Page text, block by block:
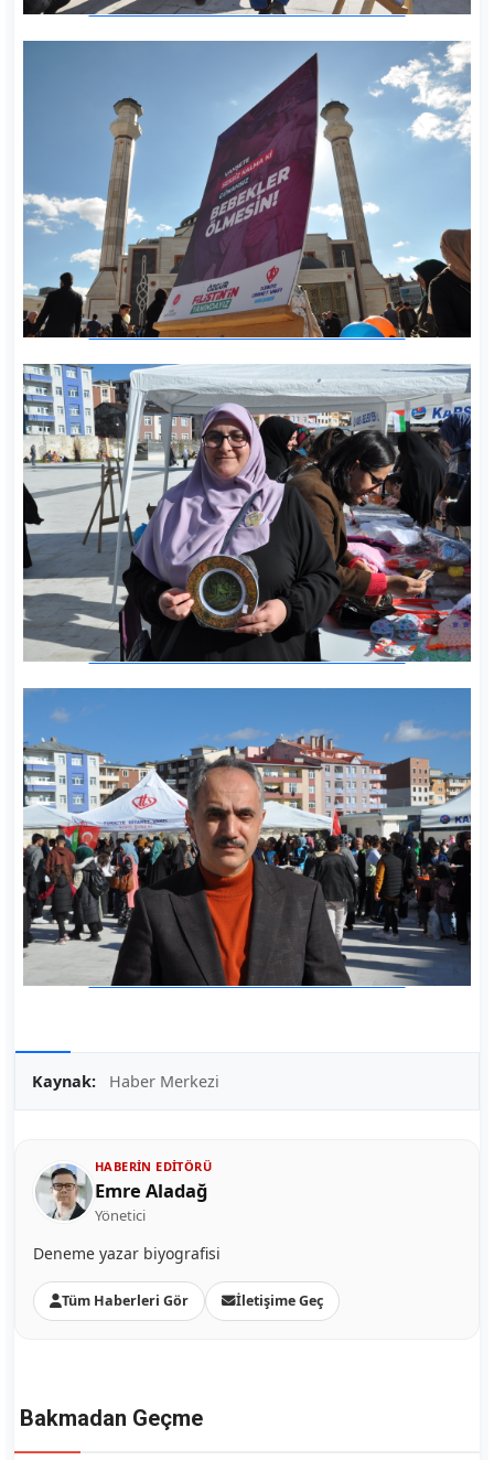
Kaynak: Haber Merkezi
HABERIN EDITÖRÜ
Emre Aladağ
Yönetici
Deneme yazar biyografisi
Tüm Haberleri Gör İletişime Geç
Bakmadan Geçme